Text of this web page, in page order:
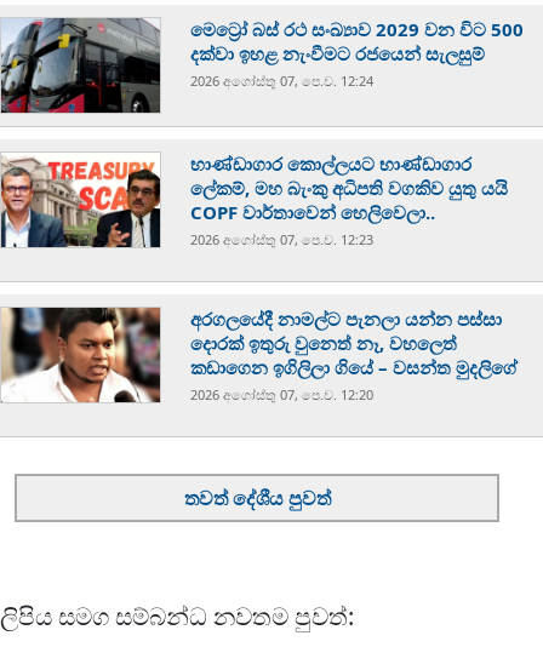
මෙට්‍රෝ බස් රථ සංඛ්‍යාව 2029 වන විට 500
දක්වා ඉහළ නැංවීමට රජයෙන් සැලසුම්
2026 අගෝස්‍තු 07, පෙ.ව. 12:24
භාණ්ඩාගාර කොල්ලයට භාණ්ඩාගාර
ලේකම්, මහ බැංකු අධිපති වගකිව යුතු යයි
COPF වාර්තාවෙන් හෙලිවෙලා..
2026 අගෝස්‍තු 07, පෙ.ව. 12:23
අරගලයේදී නාමල්ට පැනලා යන්න පස්ස‍ා
දොරක් ඉතුරු වුනෙත් නෑ, වහලෙත්
කඩාගෙන ඉගිලිලා ගියේ – වසන්ත මුදලිගේ
2026 අගෝස්‍තු 07, පෙ.ව. 12:20
තවත් දේශීය පුවත්
ලිපිය සමග සම්බන්ධ නවතම පුවත්: